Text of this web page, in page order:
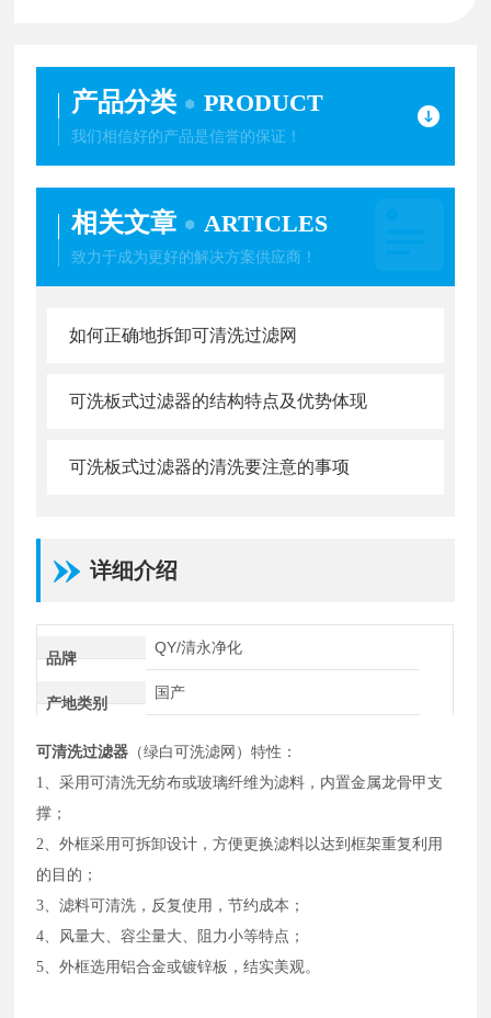
产品分类 PRODUCT
我们相信好的产品是信誉的保证！
相关文章 ARTICLES
致力于成为更好的解决方案供应商！
如何正确地拆卸可清洗过滤网
可洗板式过滤器的结构特点及优势体现
可洗板式过滤器的清洗要注意的事项
详细介绍
品牌
QY/清永净化
产地类别
国产
可清洗过滤器 （绿白可洗滤网）特性：
1、采用可清洗无纺布或玻璃纤维为滤料，内置金属龙骨甲支
撑；
2、外框采用可拆卸设计，方便更换滤料以达到框架重复利用
的目的；
3、滤料可清洗，反复使用，节约成本；
4、风量大、容尘量大、阻力小等特点；
5、外框选用铝合金或镀锌板，结实美观。